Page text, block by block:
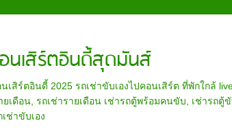
นเสิร์ตอินดี้สุดมันส์
เสิร์ตอินดี้ 2025 รถเช่าขับเองไปคอนเสิร์ต ที่พักใกล้
ยเดือน รถเช่ารายเดือน เช่ารถตู้พร้อมคนขับ เช่ารถตู้
ช่าขับเอง